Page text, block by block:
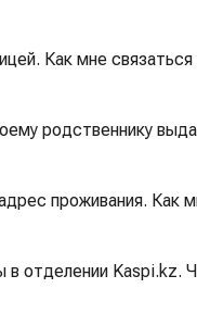
Как мне
родственнику
проживания. Как
в отделении Kaspi.kz.